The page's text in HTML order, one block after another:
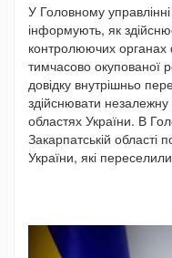
У Головному
інформують, як
контролюючих органах
тимчасово окупованої
довідку внутрішньо
здійснювати незалежну
областях України. В
Закарпатській
України, які